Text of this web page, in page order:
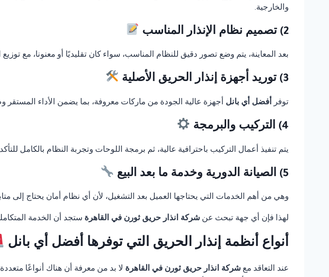
والخارجية.
2) تصميم نظام الإنذار المناسب
بعد المعاينة، يتم وضع تصور دقيق للنظام المناسب، سواء كان تقليديًا أو معنونا، مع
3) توريد أجهزة إنذار الحريق الأصلية
توفر أفضل أي بانل أجهزة عالية الجودة من ماركات معروفة، بما يضمن الأداء المستقر
4) التركيب والبرمجة
يتم تنفيذ أعمال التركيب باحترافية عالية، ثم برمجة اللوحات وتجربة النظام بالكامل
5) الصيانة الدورية وخدمة ما بعد البيع
وهي من أهم الخدمات التي يحتاجها العميل بعد التشغيل، لأن أي نظام أمان يحتاج إلى
لهذا فإن أي جهة تبحث عن شركة انذار حريق ثورن في القاهرة ستجد أن الخدمة
أنواع أنظمة إنذار الحريق التي توفرها أفضل أي بانل
عند التعاقد مع شركة انذار حريق ثورن في القاهرة لا بد من معرفة أن هناك أنواعًا